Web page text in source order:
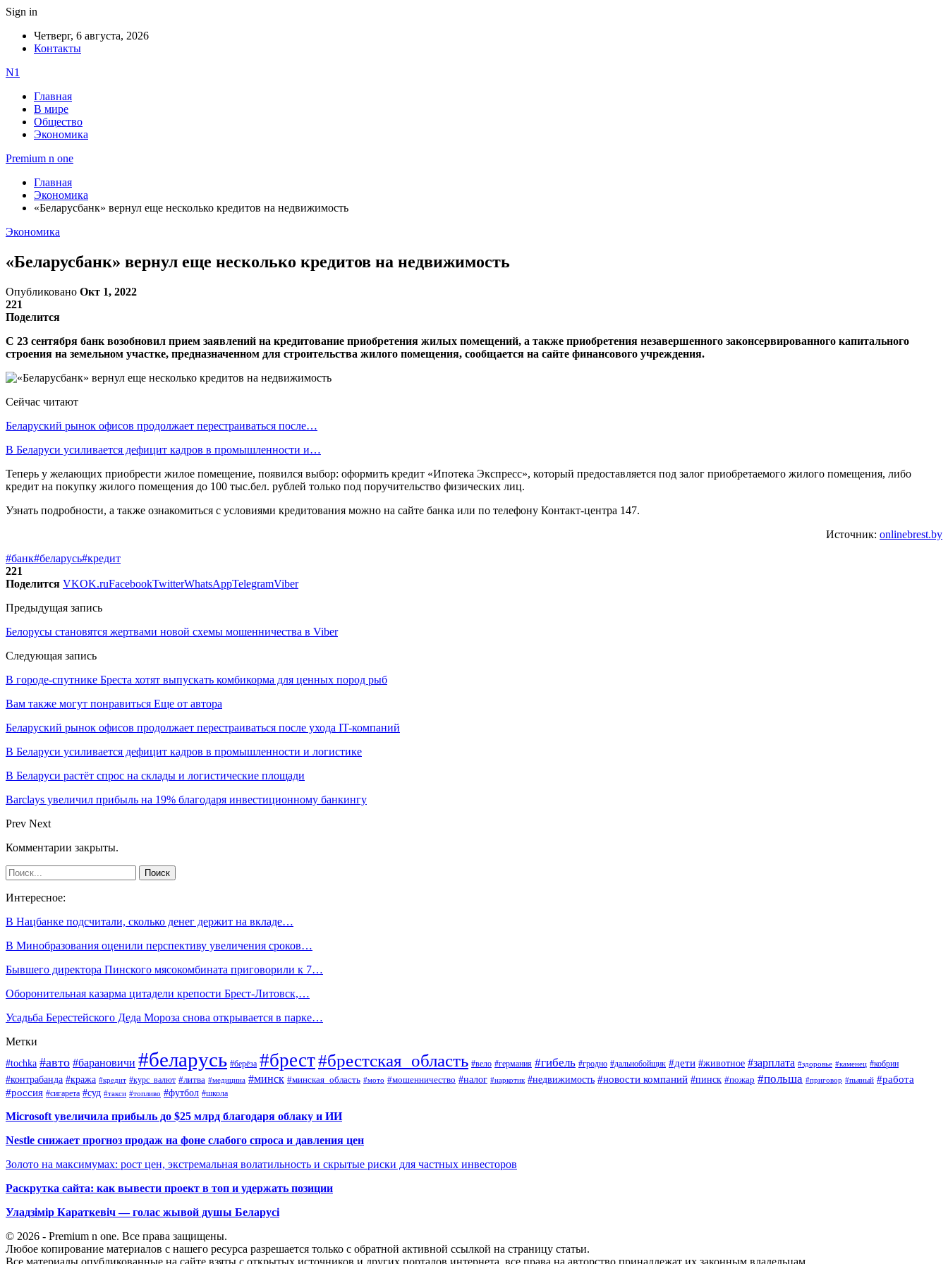
Sign in
Четверг, 6 августа, 2026
Контакты
N1
Главная
В мире
Общество
Экономика
Premium n one
Главная
Экономика
«Беларусбанк» вернул еще несколько кредитов на недвижимость
Экономика
«Беларусбанк» вернул еще несколько кредитов на недвижимость
Опубликовано Окт 1, 2022
221
Поделится
С 23 сентября банк возобновил прием заявлений на кредитование приобретения жилых помещений, а также приобретения незавершенного законсервированного капитального
строения на земельном участке, предназначенном для строительства жилого помещения, сообщается на сайте финансового учреждения.
Сейчас читают
Беларуский рынок офисов продолжает перестраиваться после…
В Беларуси усиливается дефицит кадров в промышленности и…
Теперь у желающих приобрести жилое помещение, появился выбор: оформить кредит «Ипотека Экспресс», который предоставляется под залог приобретаемого жилого помещения, либо
кредит на покупку жилого помещения до 100 тыс.бел. рублей только под поручительство физических лиц.
Узнать подробности, а также ознакомиться с условиями кредитования можно на сайте банка или по телефону Контакт-центра 147.
Источник: onlinebrest.by
#банк#беларусь#кредит
221
Поделится VKOK.ruFacebookTwitterWhatsAppTelegramViber
Предыдущая запись
Белорусы становятся жертвами новой схемы мошенничества в Viber
Следующая запись
В городе-спутнике Бреста хотят выпускать комбикорма для ценных пород рыб
Вам также могут понравиться Еще от автора
Беларуский рынок офисов продолжает перестраиваться после ухода IT-компаний
В Беларуси усиливается дефицит кадров в промышленности и логистике
В Беларуси растёт спрос на склады и логистические площади
Barclays увеличил прибыль на 19% благодаря инвестиционному банкингу
Prev Next
Комментарии закрыты.
Интересное:
В Нацбанке подсчитали, сколько денег держит на вкладе…
В Минобразования оценили перспективу увеличения сроков…
Бывшего директора Пинского мясокомбината приговорили к 7…
Оборонительная казарма цитадели крепости Брест-Литовск,…
Усадьба Берестейского Деда Мороза снова открывается в парке…
Метки
#tochka #авто #барановичи #беларусь #берёза #брест#брестская_область #вело #германия #гибель #гродно #дальнобойщик #дети #животное #зарплата #здоровье #каменец #кобрин
#контрабанда #кража #кредит #курс_валют #литва #медицина #минск #минская_область #мото #мошенничество #налог #наркотик #недвижимость #новости компаний #пинск #пожар #польша #приговор #пьяный #работа
#россия #сигарета #суд #такси #топливо #футбол #школа
Microsoft увеличила прибыль до $25 млрд благодаря облаку и ИИ
Nestle снижает прогноз продаж на фоне слабого спроса и давления цен
Золото на максимумах: рост цен, экстремальная волатильность и скрытые риски для частных инвесторов
Раскрутка сайта: как вывести проект в топ и удержать позиции
Уладзімір Караткевіч — голас жывой душы Беларусі
© 2026 - Premium n one. Все права защищены.
Любое копирование материалов с нашего ресурса разрешается только с обратной активной ссылкой на страницу статьи.
Все материалы опубликованные на сайте взяты с открытых источников и других порталов интернета, все права на авторство принадлежат их законным владельцам.